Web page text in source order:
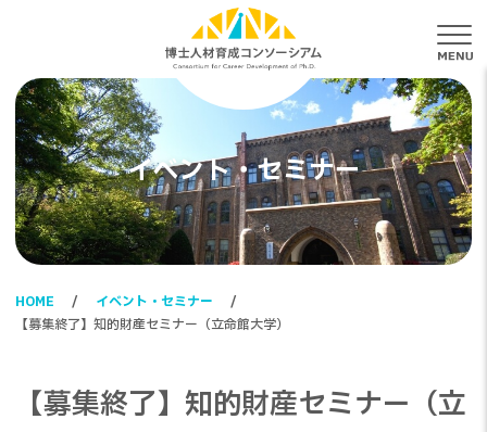
メ
イベント・セミナー
HOME
イベント・セミナー
【募集終了】知的財産セミナー（立命館大学）
【募集終了】知的財産セミナー（立